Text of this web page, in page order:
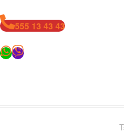
555 13 43 43